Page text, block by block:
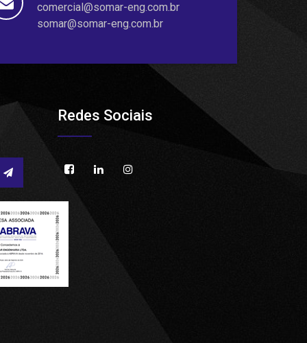
comercial@somar-eng.com.br
somar@somar-eng.com.br
Redes Sociais